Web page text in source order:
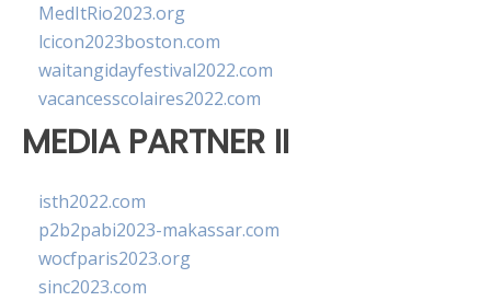
MedItRio2023.org
lcicon2023boston.com
waitangidayfestival2022.com
vacancesscolaires2022.com
MEDIA PARTNER II
isth2022.com
p2b2pabi2023-makassar.com
wocfparis2023.org
sinc2023.com